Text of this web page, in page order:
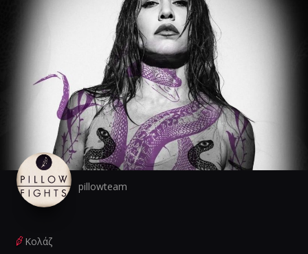
pillowteam
Κολάζ